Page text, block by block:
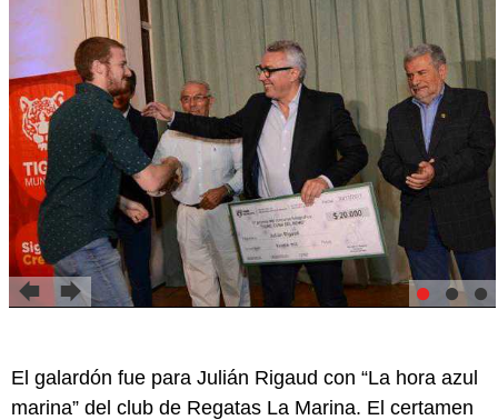
El galardón fue para Julián Rigaud con “La hora azul
marina” del club de Regatas La Marina. El certamen